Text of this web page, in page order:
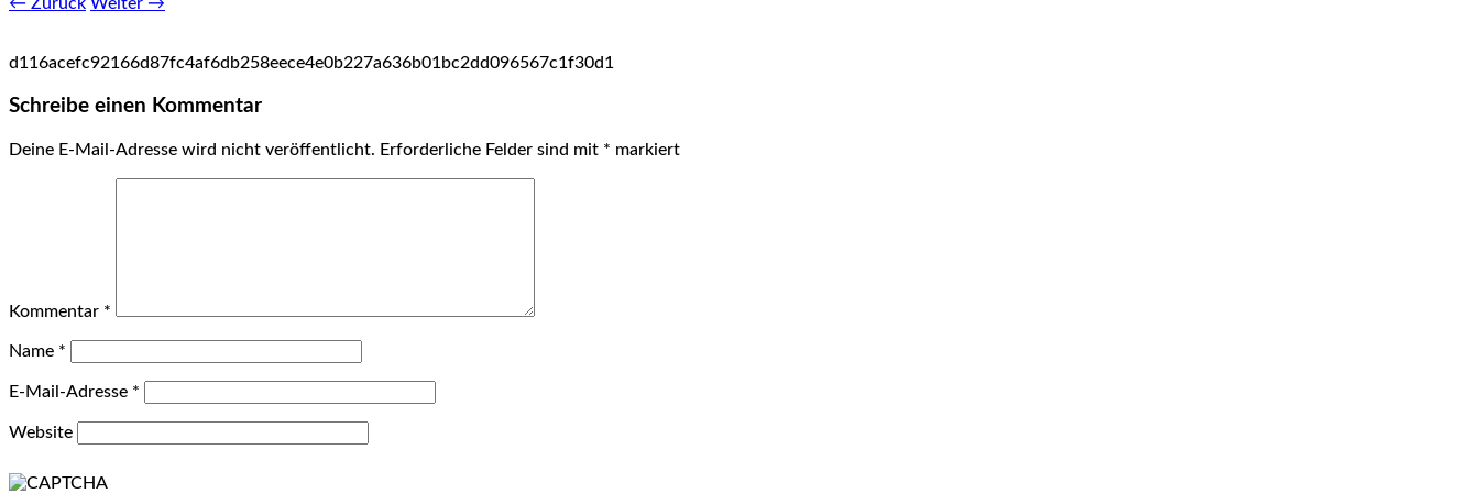
d116acefc92166d87fc4af6db258eece4e0b227a636b01bc2dd096567c1f30d1
Schreibe einen Kommentar
Deine E-Mail-Adresse wird nicht veröffentlicht. Erforderliche Felder sind mit * markiert
Kommentar *
Name *
E-Mail-Adresse *
Website